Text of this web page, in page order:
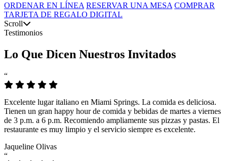
ORDENAR EN LÍNEA RESERVAR UNA MESA COMPRAR
TARJETA DE REGALO DIGITAL
Scroll
Testimonios
Lo Que Dicen Nuestros Invitados
“
Excelente lugar italiano en Miami Springs. La comida es deliciosa.
Tienen un gran happy hour de comida y bebidas de martes a viernes
de 3 p.m. a 6 p.m. Recomiendo ampliamente sus pizzas y pastas. El
restaurante es muy limpio y el servicio siempre es excelente.
Jaqueline Olivas
“